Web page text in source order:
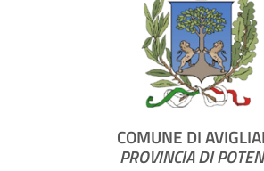
COMUNE DI
PROVINCIA DI